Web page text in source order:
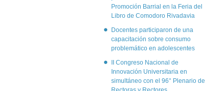
Promoción Barrial en la Feria del
Libro de Comodoro Rivadavia
Docentes participaron de una
capacitación sobre consumo
problemático en adolescentes
II Congreso Nacional de
Innovación Universitaria en
simultáneo con el 96° Plenario de